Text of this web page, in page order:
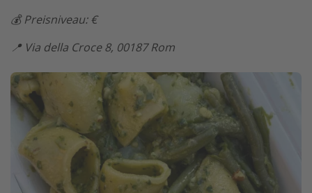
Reisepassfreie Reiseziele
Last Minute Urlaub Mallorca
Last Minute Urlaub Deutschland
💰 Preisniveau: €
📍 Via della Croce 8, 00187 Rom